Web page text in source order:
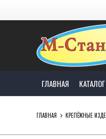
ГЛАВНАЯ КАТАЛОГ
ГЛАВНАЯ КРЕПЁЖНЫЕ